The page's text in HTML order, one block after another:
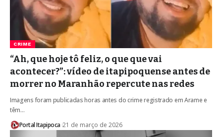
CRIME
“Ah, que hoje tô feliz, o que que vai
acontecer?”: vídeo de itapipoquense antes de
morrer no Maranhão repercute nas redes
Imagens foram publicadas horas antes do crime registrado em Arame e
têm…
Portal Itapipoca 21 de março de 2026